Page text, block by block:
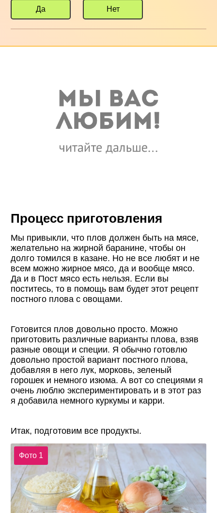
Да Нет
Процесс приготовления
Мы привыкли, что плов должен быть на мясе,
желательно на жирной баранине, чтобы он
долго томился в казане. Но не все любят и не
всем можно жирное мясо, да и вообще мясо.
Да и в Пост мясо есть нельзя. Если вы
поститесь, то в помощь вам будет этот рецепт
постного плова с овощами.
Готовится плов довольно просто. Можно
приготовить различные варианты плова, взяв
разные овощи и специи. Я обычно готовлю
довольно простой вариант постного плова,
добавляя в него лук, морковь, зеленый
горошек и немного изюма. А вот со специями я
очень люблю экспериментировать и в этот раз
я добавила немного куркумы и карри.
Итак, подготовим все продукты.
Фото 1